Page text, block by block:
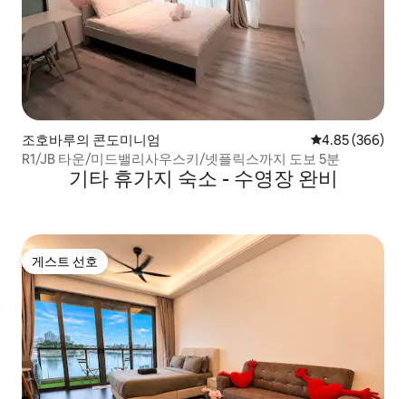
조호바루의 콘도미니엄 평점 4.85점(5
4.85 (366)
R1/JB 타운/미드밸리사우스키/넷플릭스까지 도보 5분
기타 휴가지 숙소 - 수영장 완비
게스트 선호
게스트 선호